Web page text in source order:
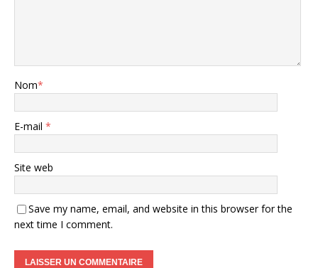
Nom*
E-mail *
Site web
Save my name, email, and website in this browser for the
next time I comment.